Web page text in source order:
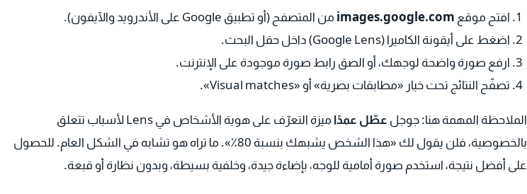
افتح موقع images.google.com من المتصفح (أو تطبيق Google على الأندرويد والآيفون).
اضغط على أيقونة الكاميرا (Google Lens) داخل حقل البحث.
ارفع صورة واضحة لوجهك، أو الصق رابط صورة موجودة على الإنترنت.
تصفّح النتائج تحت خيار «مطابقات بصرية» أو «Visual matches».
الملاحظة المهمة هنا: جوجل عطّل عمدًا
ميزة التعرّف على هوية الأشخاص في Lens لأسباب تتعلق
بالخصوصية، فلن يقول لك «هذا الشخص يشبهك بنسبة 80٪». ما تراه هو تشابه في الشكل العام. للحصول
على أفضل نتيجة، استخدم صورة أمامية للوجه، بإضاءة جيدة، وخلفية بسيطة، وبدون نظارة أو قبعة.